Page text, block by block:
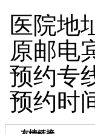
医院地
原邮电
预约专
预约时